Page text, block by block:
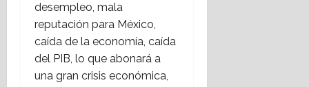
desempleo, mala
reputación para México,
caída de la economía, caída
del PIB, lo que abonará a
una gran crisis económica,